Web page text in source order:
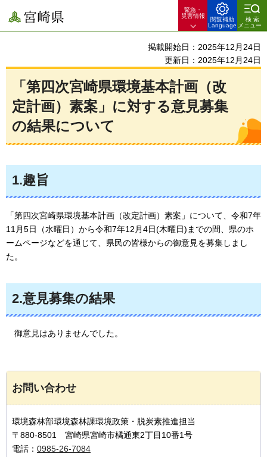
宮崎県
緊急・
災害情報
閲覧補助
Language
検索
メニュー
掲載開始日：2025年12月24日
更新日：2025年12月24日
「第四次宮崎県環境基本計画（改
定計画）素案」に対する意見募集
の結果について
1.趣旨
「第四次宮崎県環境基本計画（改定計画）素案」について、令和7年
11月5日（水曜日）から令和7年12月4日(木曜日)までの間、県のホ
ームページなどを通じて、県民の皆様からの御意見を募集しまし
た。
2.意見募集の結果
御意見はありませんでした。
お問い合わせ
環境森林部環境森林課環境政策・脱炭素推進担当
〒880-8501 宮崎県宮崎市橘通東2丁目10番1号
電話： 0985-26-7084